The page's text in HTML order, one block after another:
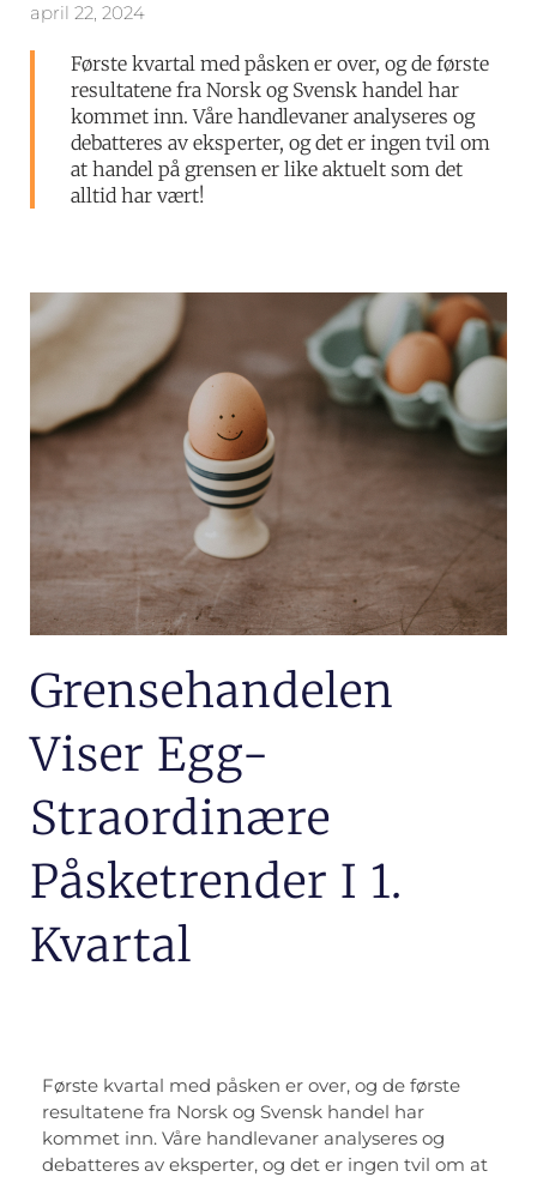
april 22, 2024
Første kvartal med påsken er over, og de første
resultatene fra Norsk og Svensk handel har
kommet inn. Våre handlevaner analyseres og
debatteres av eksperter, og det er ingen tvil om
at handel på grensen er like aktuelt som det
alltid har vært!
Grensehandelen
Viser Egg-
Straordinære
Påsketrender I 1.
Kvartal
Første kvartal med påsken er over, og de første
resultatene fra Norsk og Svensk handel har
kommet inn. Våre handlevaner analyseres og
debatteres av eksperter, og det er ingen tvil om at